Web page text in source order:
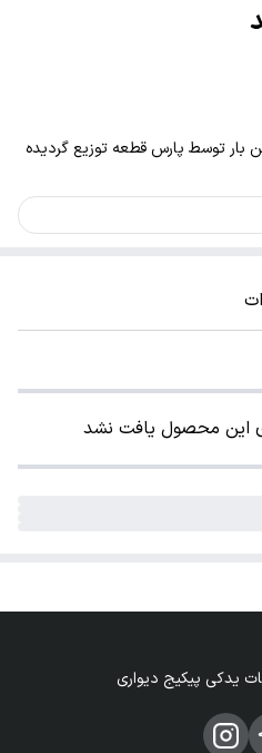
بار توسط پارس قطعه توزیع گردیده
این محصول یافت نشد
یدکی پیکیج دیواری